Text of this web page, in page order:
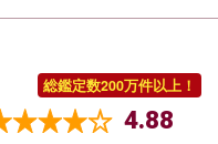
総鑑定数200万件以上！
4.88